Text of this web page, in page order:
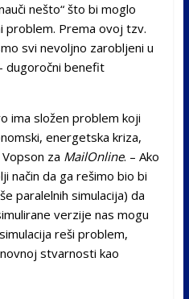
nešto“ što bi moglo
problem. Prema ovoj tzv.
svi nevoljno zarobljeni u
dugoročni benefit
ima složen problem koji
energetska kriza,
za MailOnline. – Ako
način da ga rešimo bio bi
paralelnih simulacija) da
verzije nas mogu
reši problem,
stvarnosti kao